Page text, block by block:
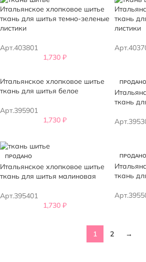
Итальянское хлопковое шитье
ткань для шитья темно-зеленые
листики
Арт.403801
1,730 ₽
ткань
листики
Итальянское хлопковое шитье
ткань для шитья белое
Арт.395901
1,730 ₽
ПРОДАНО
ткань
ПРОДАНО
Итальянское хлопковое шитье
ткань для шитья малиновая
Арт.395401
1,730 ₽
ПРОДАНО
ткань
1 2 →